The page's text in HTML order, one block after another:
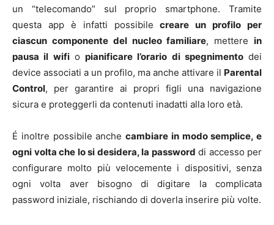
un “telecomando” sul proprio smartphone. Tramite
questa app è infatti possibilecreare un profilo per
ciascun componente del nucleo familiare, metterein
pausa il wifio pianificare l’orario di spegnimentodei
device associati a un profilo, ma anche attivare il Parental
Control, per garantire ai propri figli una navigazione
sicura e proteggerli da contenuti inadatti alla loro età.
É inoltre possibile anche cambiare in modo semplice, e
ogni volta che lo si desidera, la password di accesso per
configurare molto più velocemente i dispositivi, senza
ogni volta aver bisogno di digitare la complicata
password iniziale, rischiando di doverla inserire più volte.